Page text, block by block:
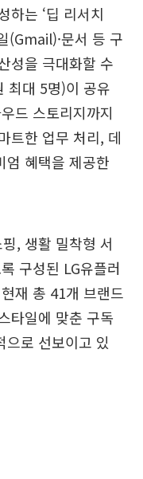
하는 ‘딥 리서치
(Gmail)·문서 등 구
성을 극대화할 수
최대 5명)이 공유
드 스토리지까지
트한 업무 처리, 데
엄 혜택을 제공한
, 생활 밀착형 서
구성된 LG유플러
재 총 41개 브랜드
타일에 맞춘 구독
으로 선보이고 있